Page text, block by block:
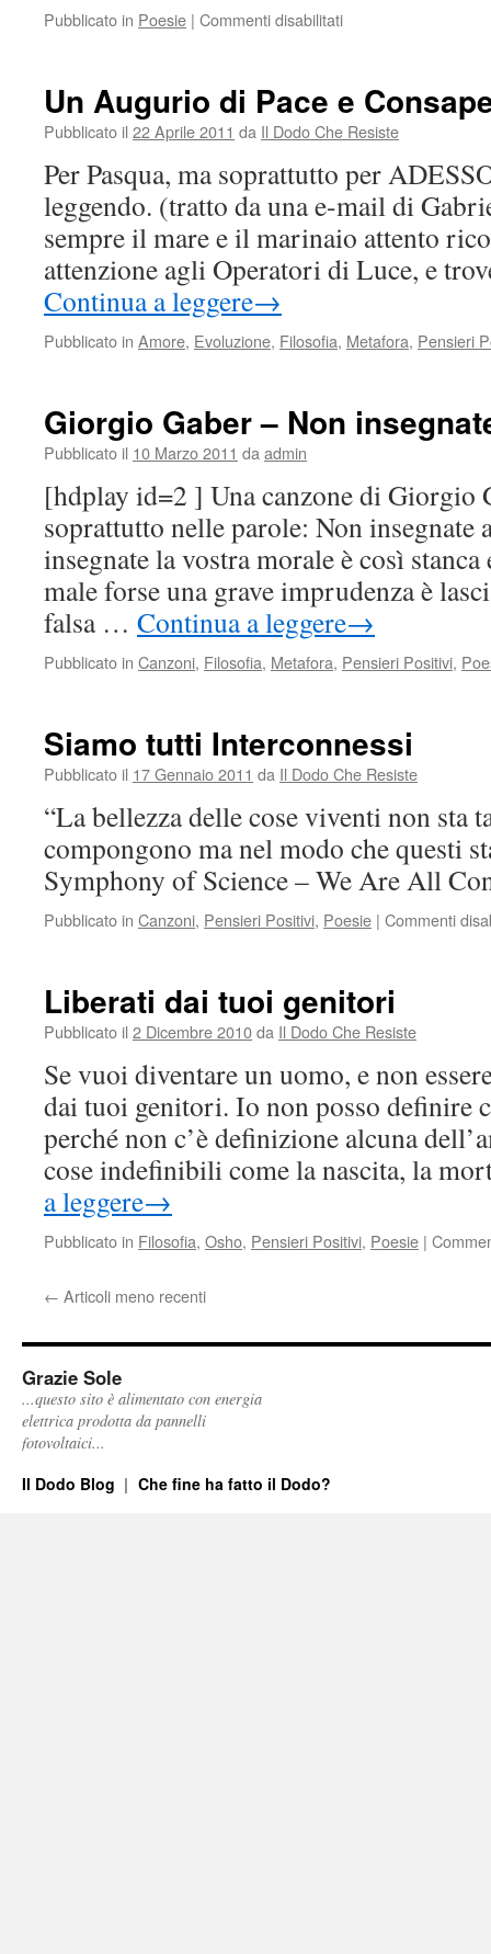
Pubblicato in Poesie | Commenti disabilitatisu
Un Augurio di Pace e
Pubblicato il 22 Aprile 2011 da Il Dodo Che Resiste
Per Pasqua, ma soprattutto per
leggendo. (tratto da una e-mail di
sempre il mare e il marinaio attento
attenzione agli Operatori di Luce, e
Continua a leggere→
Pubblicato in Amore, Evoluzione, Filosofia, Metafora, Pensieri
Giorgio Gaber – Non
Pubblicato il 10 Marzo 2011 da admin
[hdplay id=2 ] Una canzone di Giorgio
soprattutto nelle parole: Non insegnate
insegnate la vostra morale è così
male forse una grave imprudenza è
falsa … Continua a leggere→
Pubblicato in Canzoni, Filosofia, Metafora, Pensieri Positivi,
Siamo tutti Interconnessi
Pubblicato il 17 Gennaio 2011 da Il Dodo Che Resiste
“La bellezza delle cose viventi non sta
compongono ma nel modo che questi
Symphony of Science – We Are All
Pubblicato in Canzoni, Pensieri Positivi, Poesie | Commenti
Liberati dai tuoi genitori
Pubblicato il 2 Dicembre 2010da Il Dodo Che Resiste
Se vuoi diventare un uomo, e non
dai tuoi genitori. Io non posso definire
perché non c’è definizione alcuna
cose indefinibili come la nascita, la
a leggere→
Pubblicato in Filosofia, Osho, Pensieri Positivi, Poesie |
← Articoli meno recenti
Grazie Sole
...questo sito è alimentato con energia
elettrica prodotta da pannelli
fotovoltaici...
Il Dodo Blog Che fine ha fatto il Dodo?